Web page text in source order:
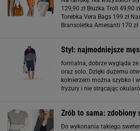
129,90 zł Bluzka Troll 49,90
Torebka Vera Bags 199 zł
Bransoletka Amesanti 170
Styl: najmodniejsze
formalna, dobrze wygląda
oraz solo. Dzięki dużemu
kołnierzem można szybko i
fryzury i nie strącając
Zrób to sama: zdobiony
Do wykonania takiego